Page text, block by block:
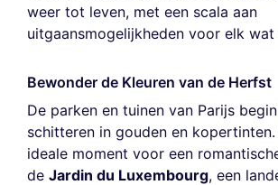
weer tot leven, met een scala aan
uitgaansmogelijkheden voor elk wat
Bewonder de Kleuren van de Herfst
De parken en tuinen van Parijs
schitteren in gouden en
ideale moment voor een
de Jardin du Luxembourg, een